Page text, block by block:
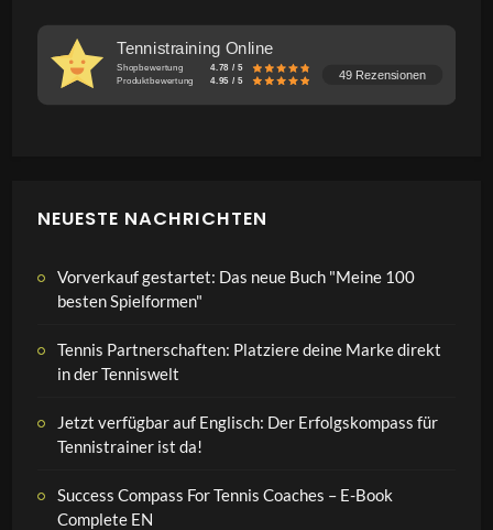
Tennistraining Online
Shopbewertung
4.78 / 5
Produktbewertung
4.95 / 5 49 Rezensionen
NEUESTE NACHRICHTEN
Vorverkauf gestartet: Das neue Buch "Meine 100
besten Spielformen"
Tennis Partnerschaften: Platziere deine Marke direkt
in der Tenniswelt
Jetzt verfügbar auf Englisch: Der Erfolgskompass für
Tennistrainer ist da!
Success Compass For Tennis Coaches – E-Book
Complete EN